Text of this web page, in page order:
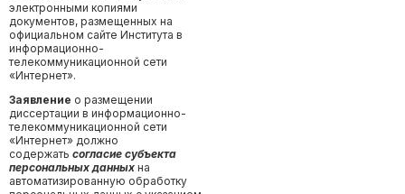
электронными копиями
документов, размещенных на
официальном сайте Института в
информационно-
телекоммуникационной сети
«Интернет».
Заявление о размещении
диссертации в информационно-
телекоммуникационной сети
«Интернет» должно
содержать согласие субъекта
персональных данных на
автоматизированную обработку